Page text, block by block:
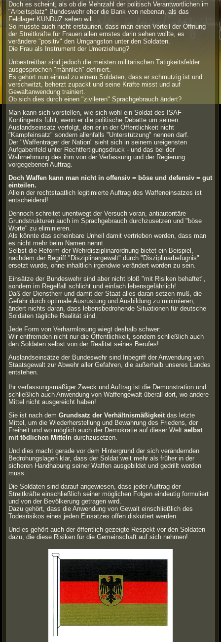
Doch es scheint, als ob die Mehrzahl der politisch Verantwortlichen im
"Arbeitsplatz" Bundeswehr eher die Bank von nebenan, als das
Feldlager KUNDUZ sehen will.
So musste auch nicht erstaunen, dass man einen Vorteil der Öffnung
der Streitkräfte für Frauen allen ernstes darin sehen wollte, es
verändere "positiv" den Umgangston unter den Soldaten.
Die Frau als Instrument der Umerziehung?
Unbestreitbar sind jedoch die meisten militärischen Tätigkeitsfelder
ausgesprochen "männlich" definiert.
Es gehört nun einmal zu einem Soldaten, dass er schmutzig ist und
verschwitzt, beherzt zupackt und seine Kräfte misst und auf
Gewaltanwendung trainiert.
Ob sich dies durch einen "zivileren" Sprachgebrauch ändert?
Man kann sich vorstellen, wie sich wohl ein Soldat des ISAF-
Kontingents fühlt, wenn er die politische Debatte um seinen
Auslandseinsatz verfolgt, den er in der Öffentlichkeit nicht
"Kampfeinsatz" sondern allenfalls "Unterstützung" nennen darf.
Der "Waffenträger der Nation" sieht sich in seinem ureigensten
Aufgabenfeld unter Rechtfertigungsdruck - und das bei der
Wahrnehmung des ihm von der Verfassung und der Regierung
vorgegebenen Auftrag.
Doch Waffen kann man nicht in offensiv = böse und defensiv = gut
einteilen.
Allein der rechtstaatlich legitimierte Auftrag des Waffeneinsatzes ist
entscheidend!
Dennoch schreitet unentwegt der Versuch voran, antiautoritäre
Grundstrukturen auch im Sprachgebrauch durchzusetzen und "böse
Worte" zu eliminieren.
Als könnte das scheinbare Unheil damit vertrieben werden, dass man
es nicht mehr beim Namen nennt.
Selbst die Reform der Wehrdisziplinarordnung bietet ein Beispiel,
nachdem der Begriff "Disziplinargewalt" durch "Disziplinarbefugnis"
ersetzt wurde, ohne inhaltlich irgendwie verändert worden zu sein.
Einsätze der Bundeswehr sind aber nicht bloß "mit Risiken behaftet",
sondern im Regelfall schlicht und einfach lebensgefährlich!
Daß der Dienstherr und damit der Staat alles daran setzen muß, die
Gefahr durch optimale Ausrüstung und Ausbildung zu minimieren,
ändert nichts daran, dass lebensbedrohende Situationen für deutsche
Soldaten tägliche Realität sind.
Jede Form von Verharmlosung wiegt deshalb schwer:
Wir entfremden nicht nur die Öffentlichkeit, sondern schließlich auch
den Soldaten selbst von der Realität seines Berufes!
Auslandseinsätze der Bundeswehr sind Inbegriff der Anwendung von
Staatsgewalt zur Abwehr aller Gefahren, die außerhalb unseres Landes
entstehen.
Ihr verfassungsmäßiger Zweck und Auftrag ist die Demonstration und
schließlich auch Anwendung von Waffengewalt überall dort, wo andere
Mittel nicht ausgereicht haben!
Sie ist nach demGrundsatz der Verhältnismäßigkeit das letzte
Mittel, um die Wiederherstellung und Bewahrung des Friedens, der
Freiheit und wo möglich auch der Demokratie auf dieser Weltselbst
mit tödlichen Mitteln durchzusetzen.
Und dies macht gerade vor dem Hintergrund der sich verändernden
Bedrohungslagen klar, dass der Soldat weit mehr als früher in der
sicheren Handhabung seiner Waffen ausgebildet und gedrillt werden
muss.
Die Soldaten sind darauf angewiesen, dass jeder Auftrag der
Streitkräfte einschließlich seiner möglichen Folgen eindeutig formuliert
und von der Bevölkerung getragen wird.
Dazu gehört, dass die Anwendung von Gewalt einschließlich des
Todesrisikos eines jeden Einsatzes offen diskutiert werden.
Und es gehört auch der öffentlich gezeigte Respekt vor den Soldaten
dazu, die diese Risiken für die Gemeinschaft auf sich nehmen!